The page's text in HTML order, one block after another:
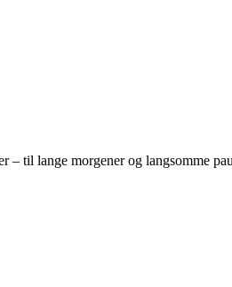
– til lange morgener og langsomme